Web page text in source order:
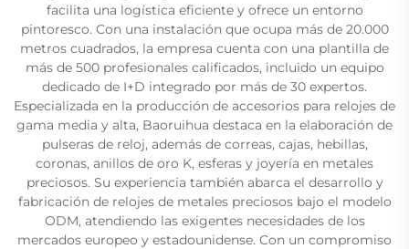
facilita una logística eficiente y ofrece un entorno
pintoresco. Con una instalación que ocupa más de 20.000
metros cuadrados, la empresa cuenta con una plantilla de
más de 500 profesionales calificados, incluido un equipo
dedicado de I+D integrado por más de 30 expertos.
Especializada en la producción de accesorios para relojes de
gama media y alta, Baoruihua destaca en la elaboración de
pulseras de reloj, además de correas, cajas, hebillas,
coronas, anillos de oro K, esferas y joyería en metales
preciosos. Su experiencia también abarca el desarrollo y
fabricación de relojes de metales preciosos bajo el modelo
ODM, atendiendo las exigentes necesidades de los
mercados europeo y estadounidense. Con un compromiso